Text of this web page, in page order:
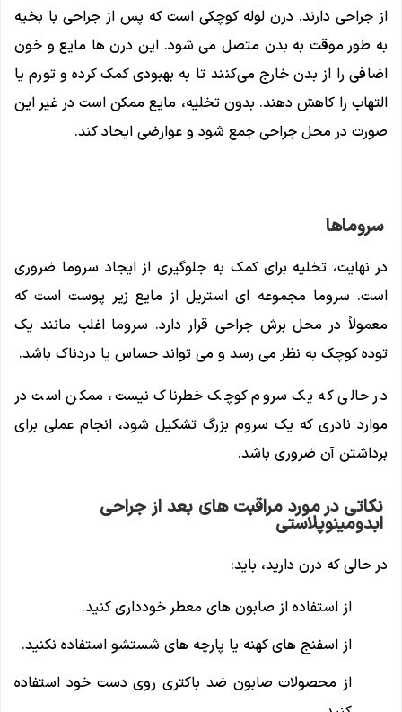
از جراحی دارند. درن لوله کوچکی است که پس از جراحی با بخیه
به طور موقت به بدن متصل می شود. این درن ها مایع و خون
اضافی را از بدن خارج می‌کنند تا به بهبودی کمک کرده و تورم یا
التهاب را کاهش دهند. بدون تخلیه، مایع ممکن است در غیر این
صورت در محل جراحی جمع شود و عوارضی ایجاد کند.
سروماها
در نهایت، تخلیه برای کمک به جلوگیری از ایجاد سروما ضروری
است. سروما مجموعه ای استریل از مایع زیر پوست است که
معمولاً در محل برش جراحی قرار دارد. سروما اغلب مانند یک
توده کوچک به نظر می رسد و می تواند حساس یا دردناک باشد.
در حالی که یک سروم کوچک خطرناک نیست، ممکن است در
موارد نادری که یک سروم بزرگ تشکیل شود، انجام عملی برای
برداشتن آن ضروری باشد.
نکاتی در مورد مراقبت های بعد از جراحی
ابدومینوپلاستی
در حالی که درن دارید، باید:
از استفاده از صابون های معطر خودداری کنید.
از اسفنج های کهنه یا پارچه های شستشو استفاده نکنید.
از محصولات صابون ضد باکتری روی دست خود استفاده